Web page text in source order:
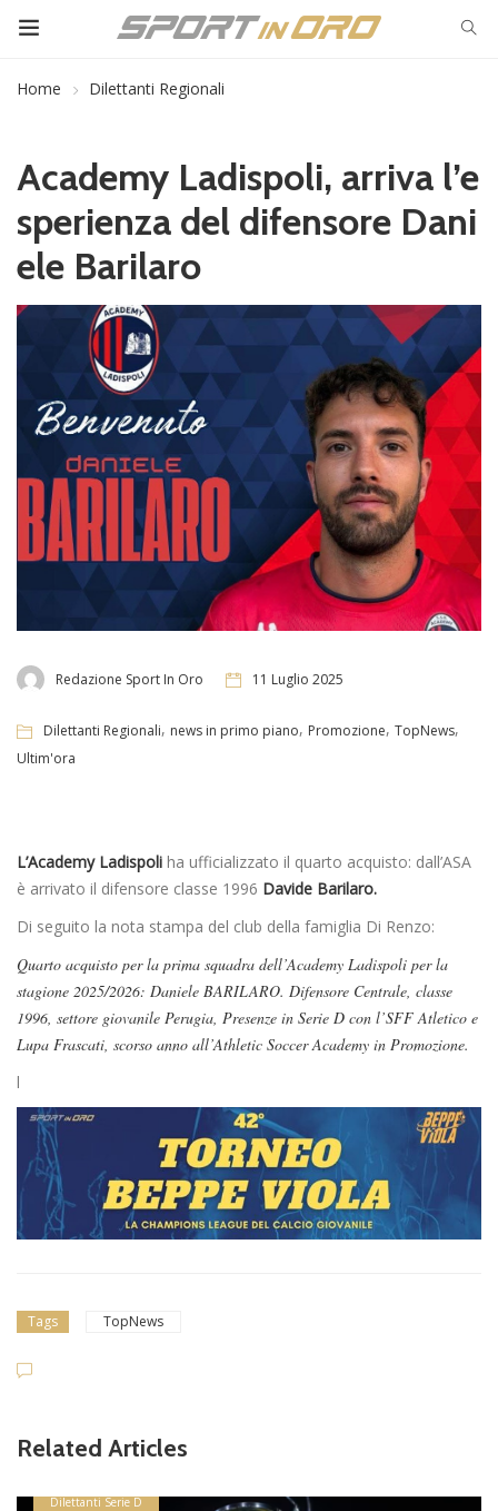
Home Dilettanti Regionali
Academy Ladispoli, arriva l’e
sperienza del difensore Dani
ele Barilaro
Redazione Sport In Oro 11 Luglio 2025
Dilettanti Regionali, news in primo piano, Promozione, TopNews,
Ultim'ora
L’Academy Ladispoli ha ufficializzato il quarto acquisto: dall’ASA
è arrivato il difensore classe 1996 Davide Barilaro.
Di seguito la nota stampa del club della famiglia Di Renzo:
Quarto acquisto per la prima squadra dell’Academy Ladispoli per la
stagione 2025/2026: Daniele BARILARO. Difensore Centrale, classe
1996, settore giovanile Perugia, Presenze in Serie D con l’SFF Atletico e
Lupa Frascati, scorso anno all’Athletic Soccer Academy in Promozione.
l
Tags TopNews
Related Articles
Dilettanti Serie D